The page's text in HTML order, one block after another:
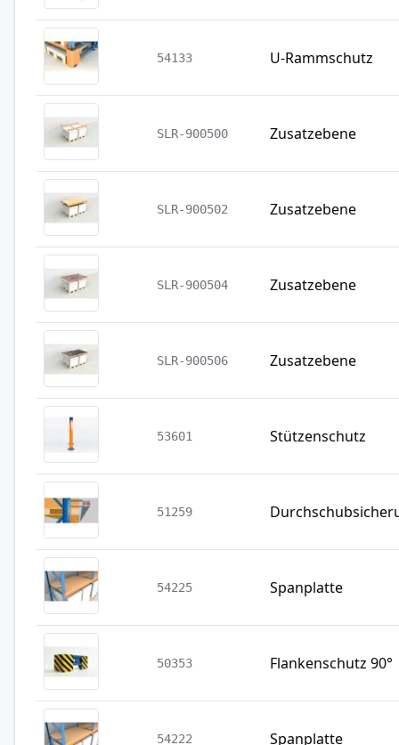
54133 U-Rammschutz
SLR-900500 Zusatzebene
SLR-900502 Zusatzebene
SLR-900504 Zusatzebene
SLR-900506 Zusatzebene
53601 Stützenschutz
51259
54225 Spanplatte
50353 Flankenschutz 90°
54222 Spanplatte